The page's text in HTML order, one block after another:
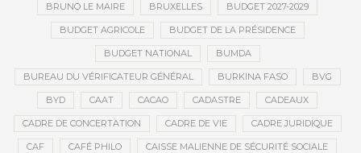
BRUNO LE MAIRE BRUXELLES BUDGET 2027-2029
BUDGET AGRICOLE BUDGET DE LA PRÉSIDENCE
BUDGET NATIONAL BUMDA
BUREAU DU VÉRIFICATEUR GÉNÉRAL BURKINA FASO BVG
BYD CAAT CACAO CADASTRE CADEAUX
CADRE DE CONCERTATION CADRE DE VIE CADRE JURIDIQUE
CAF CAFÉ PHILO CAISSE MALIENNE DE SÉCURITÉ SOCIALE